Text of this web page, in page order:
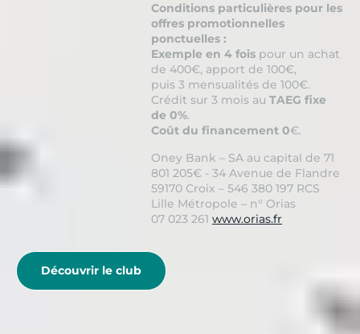
Conditions particulières pour les
offres promotionnelles
ponctuelles :
Exemple en 4 fois pour un achat
de 400€, apport de 100€,
puis 3 mensualités de 100€.
Crédit sur 3 mois au TAEG fixe
de 0%.
Coût du financement 0€.
Oney Bank – SA au capital de 71
801 205€ - 34 Avenue de Flandre
59170 Croix – 546 380 197 RCS
Lille Métropole – n° Orias
07 023 261 www.orias.fr
Découvrir le club